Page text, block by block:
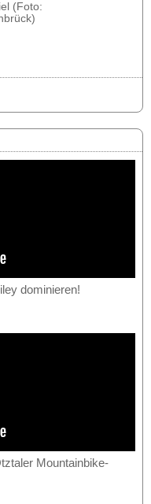
(Foto:
dominieren!
Mountainbike-